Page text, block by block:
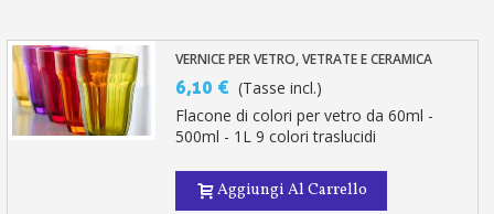
VERNICE PER VETRO, VETRATE E CERAMICA
6,10 € (Tasse incl.)
Flacone di colori per vetro da 60ml -
500ml - 1L 9 colori traslucidi
Aggiungi Al Carrello